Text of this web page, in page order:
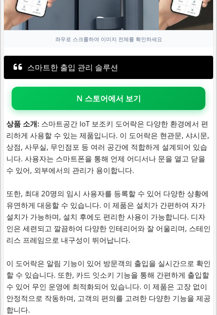
좌우로 스크롤하여 이미지 전체를 확인하세요
스마트한 출입 관리 솔루션
N 스토어에서 보기
상품 소개: 스마트공간 IoT 보조키 도어락은 다양한 환경에서 편
리하게 사용할 수 있는 제품입니다. 이 도어락은 현관문, 샤시문,
상점, 사무실, 무인점포 등 여러 공간에 적합하게 설계되어 있습
니다. 사용자는 스마트폰을 통해 언제 어디서나 문을 열고 닫을
수 있어, 외부에서의 관리가 용이합니다.
또한, 최대 20명의 임시 사용자를 등록할 수 있어 다양한 상황에
유연하게 대응할 수 있습니다. 이 제품은 설치가 간편하여 자가
설치가 가능하며, 설치 후에도 편리한 사용이 가능합니다. 디자
인은 세련되고 깔끔하여 다양한 인테리어와 잘 어울리며, 스테인
리스 프레임으로 내구성이 뛰어납니다.
이 도어락은 알림 기능이 있어 방문객의 출입을 실시간으로 확인
할 수 있습니다. 또한, 카드 잇소키 기능을 통해 간편하게 출입할
수 있어 무인 운영에 최적화되어 있습니다. 이 제품은 고장 없이
안정적으로 작동하며, 고객의 편의를 고려한 다양한 기능을 제공
합니다.